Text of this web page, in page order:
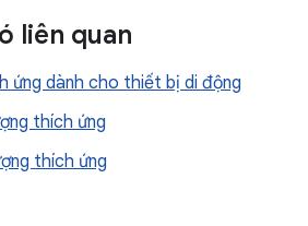
liên quan
ứng dành cho thiết bị di động
thích ứng
thích ứng